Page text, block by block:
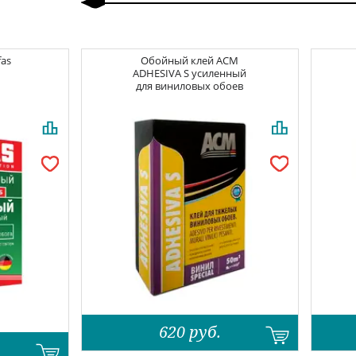
Обойный клейACM
ADHESIVA S усиленный
для виниловых обоев
620 руб.